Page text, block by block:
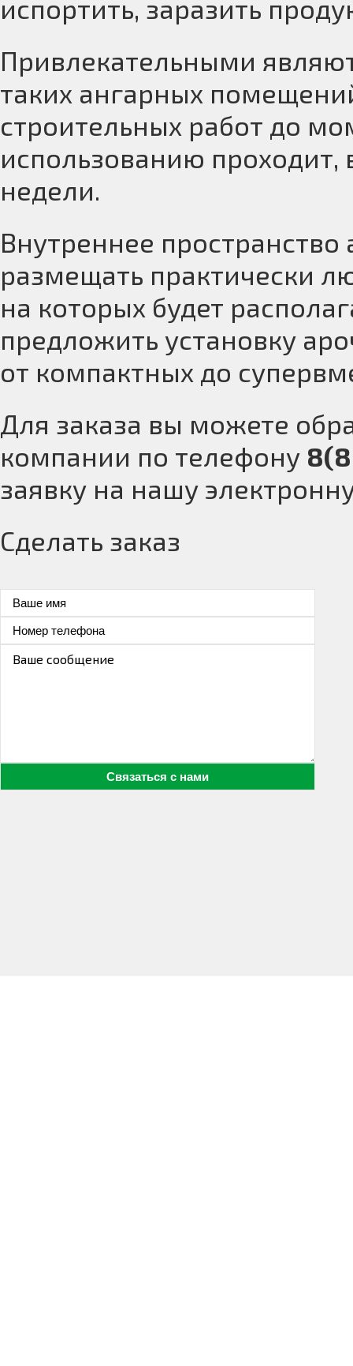
испортить, заразить
Привлекательными
таких ангарных
строительных работ до
использованию проходит,
недели.
Внутреннее
размещать практически
на которых будет
предложить установку
от компактных до
Для заказа вы можете
компании по телефону
заявку на нашу
Сделать заказ